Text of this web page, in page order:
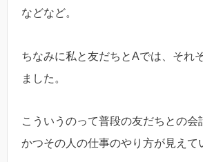
などなど。
ちなみに私と友だちとAでは、それ
ました。
こういうのって普段の友だちとの会
かつその人の仕事のやり方が見えて